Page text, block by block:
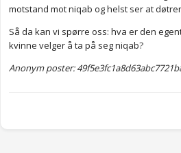
motstand mot niqab og helst ser at
Så da kan vi spørre oss: hva er den
kvinne velger å ta på seg niqab?
Anonym poster: